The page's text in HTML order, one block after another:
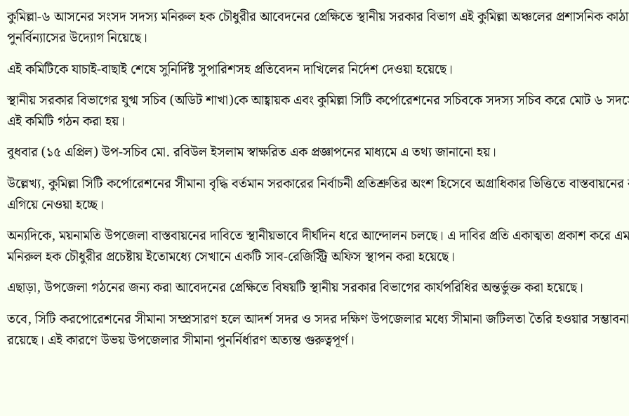
কুমিল্লা-৬ আসনের সংসদ সদস্য মনিরুল হক চৌধুরীর আবেদনের প্রেক্ষিতে স্থানীয় সরকার বিভাগ এই কুমিল্লা অঞ্চলের প্রশাসনিক
পুনর্বিন্যাসের উদ্যোগ নিয়েছে।
এই কমিটিকে যাচাই-বাছাই শেষে সুনির্দিষ্ট সুপারিশসহ প্রতিবেদন দাখিলের নির্দেশ দেওয়া হয়েছে।
স্থানীয় সরকার বিভাগের যুগ্ম সচিব (অডিট শাখা)কে আহ্বায়ক এবং কুমিল্লা সিটি কর্পোরেশনের সচিবকে সদস্য সচিব করে মোট ৬
এই কমিটি গঠন করা হয়।
বুধবার (১৫ এপ্রিল) উপ-সচিব মো. রবিউল ইসলাম স্বাক্ষরিত এক প্রজ্ঞাপনের মাধ্যমে এ তথ্য জানানো হয়।
উল্লেখ্য, কুমিল্লা সিটি কর্পোরেশনের সীমানা বৃদ্ধি বর্তমান সরকারের নির্বাচনী প্রতিশ্রুতির অংশ হিসেবে অগ্রাধিকার ভিত্তিতে
এগিয়ে নেওয়া হচ্ছে।
অন্যদিকে, ময়নামতি উপজেলা বাস্তবায়নের দাবিতে স্থানীয়ভাবে দীর্ঘদিন ধরে আন্দোলন চলছে। এ দাবির প্রতি একাত্মতা প্রকাশ করে
মনিরুল হক চৌধুরীর প্রচেষ্টায় ইতোমধ্যে সেখানে একটি সাব-রেজিস্ট্রি অফিস স্থাপন করা হয়েছে।
এছাড়া, উপজেলা গঠনের জন্য করা আবেদনের প্রেক্ষিতে বিষয়টি স্থানীয় সরকার বিভাগের কার্যপরিধির অন্তর্ভুক্ত করা হয়েছে।
তবে, সিটি করপোরেশনের সীমানা সম্প্রসারণ হলে আদর্শ সদর ও সদর দক্ষিণ উপজেলার মধ্যে সীমানা জটিলতা তৈরি হওয়ার সম্ভাবনা
রয়েছে। এই কারণে উভয় উপজেলার সীমানা পুনর্নির্ধারণ অত্যন্ত গুরুত্বপূর্ণ।